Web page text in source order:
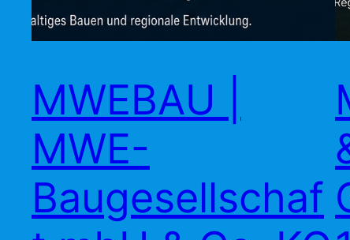
MWEBAU |
MWE-
Baugesellschaf